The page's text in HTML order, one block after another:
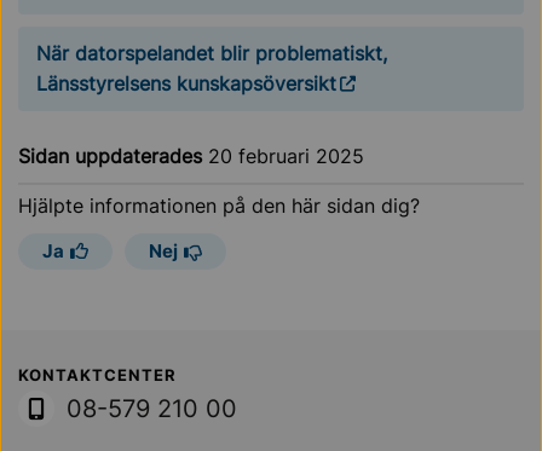
När datorspelandet blir problematiskt,
Länsstyrelsens kunskapsöversikt
Sidan uppdaterades 20 februari 2025
Hjälpte informationen på den här sidan dig?
Ja Nej
Sollentuna Kommun
KONTAKTCENTER
08-579 210 00